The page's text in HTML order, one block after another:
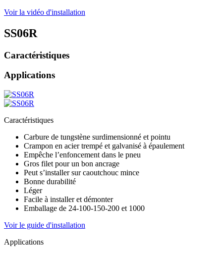
Voir la vidéo d'installation
SS06R
Caractéristiques
Applications
Caractéristiques
Carbure de tungstène surdimensionné et pointu
Crampon en acier trempé et galvanisé à épaulement
Empêche l’enfoncement dans le pneu
Gros filet pour un bon ancrage
Peut s’installer sur caoutchouc mince
Bonne durabilité
Léger
Facile à installer et démonter
Emballage de 24-100-150-200 et 1000
Voir le guide d'installation
Applications